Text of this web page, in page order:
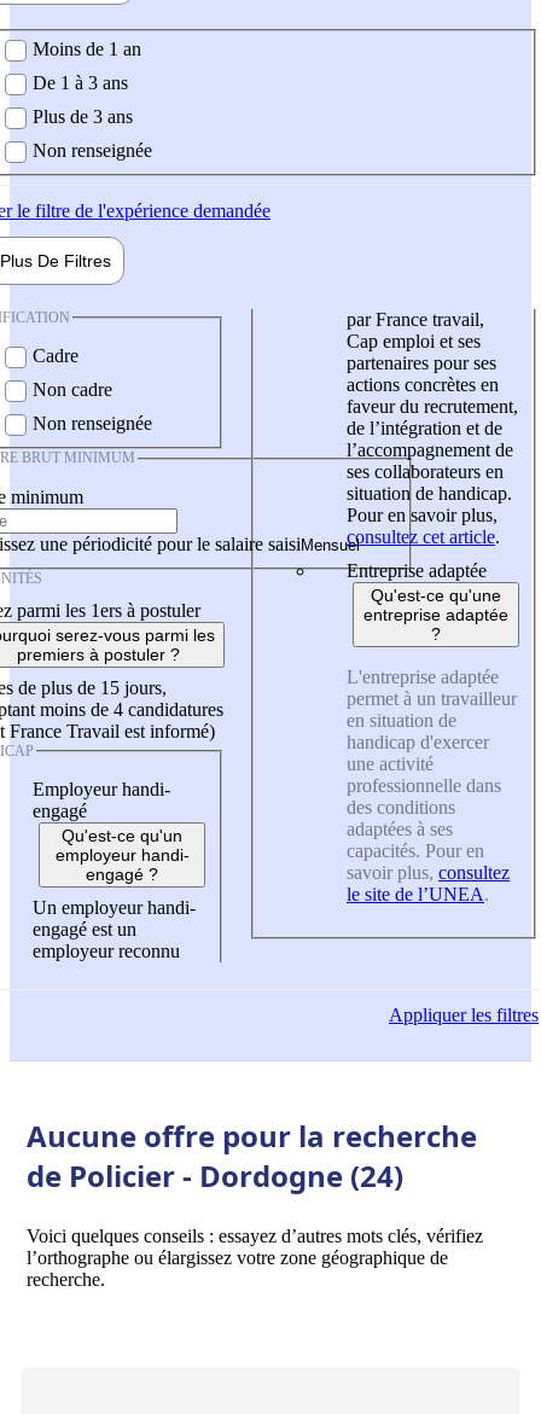
demandée
Moins de 1 an
De 1 à 3 ans
Plus de 3 ans
Non renseignée
le filtre de l'expérience demandée
Plus De Filtres
Cadre
Non cadre
Non renseignée
BRUT MINIMUM
minimum
une périodicité pour le salaire saisi
parmi les 1ers à postuler
serez-vous parmi les
premiers à postuler ?
de plus de 15 jours,
moins de 4 candidatures
France Travail est informé)
Employeur handi-
engagé
Qu'est-ce qu'un
employeur handi-
engagé ?
Un employeur handi-
engagé est un
employeur reconnu
par France travail,
Cap emploi et ses
partenaires pour ses
actions concrètes en
faveur du recrutement,
de l’intégration et de
l’accompagnement de
ses collaborateurs en
situation de handicap.
Pour en savoir plus,
consultez cet article.
Entreprise adaptée
Qu'est-ce qu'une
entreprise adaptée
?
L'entreprise adaptée
permet à un travailleur
en situation de
handicap d'exercer
une activité
professionnelle dans
des conditions
adaptées à ses
capacités. Pour en
savoir plus, consultez
le site de l’UNEA.
Appliquerles filtres
Aucune offre pour la recherche
de Policier - Dordogne (24)
Voici quelques conseils : essayez d’autres mots clés, vérifiez
l’orthographe ou élargissez votre zone géographique de
recherche.